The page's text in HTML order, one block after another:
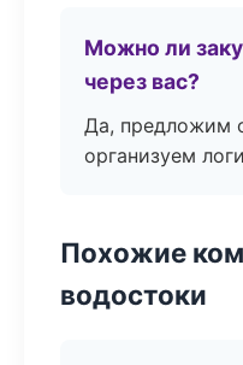
Можно ли
через вас?
Да, предложим
организуем
Похожие
водостоки